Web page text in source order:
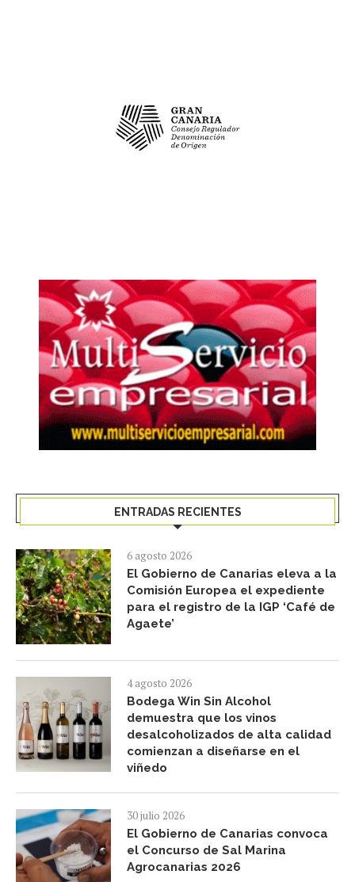
ENTRADAS RECIENTES
6 agosto 2026
El Gobierno de Canarias eleva a la
Comisión Europea el expediente
para el registro de la IGP ‘Café de
Agaete’
4 agosto 2026
Bodega Win Sin Alcohol
demuestra que los vinos
desalcoholizados de alta calidad
comienzan a diseñarse en el
viñedo
30 julio 2026
El Gobierno de Canarias convoca
el Concurso de Sal Marina
Agrocanarias 2026